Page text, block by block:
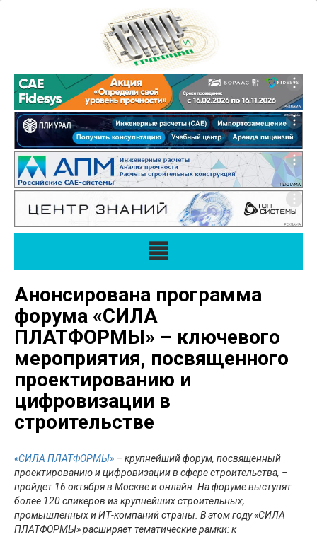
Анонсирована программа
форума «СИЛА
ПЛАТФОРМЫ» – ключевого
мероприятия, посвященного
проектированию и
цифровизации в
строительстве
«СИЛА ПЛАТФОРМЫ» – крупнейшийфорум, посвященный
проектированию и цифровизации в сфере строительства, –
пройдет 16 октября в Москве и онлайн. На форуме выступят
более 120 спикеров из крупнейших строительных,
промышленных и ИТ-компаний страны. В этом году «СИЛА
ПЛАТФОРМЫ» расширяет тематические рамки: к